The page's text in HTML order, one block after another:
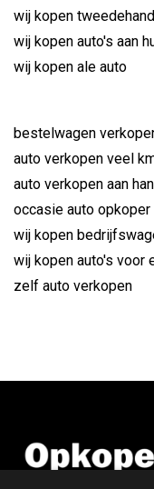
wij kopen
wij kopen auto's aan
wij kopen ale auto
bestelwagen
auto verkopen veel
auto verkopen aan
occasie auto opkoper
wij kopen
wij kopen auto's voor
zelf auto verkopen